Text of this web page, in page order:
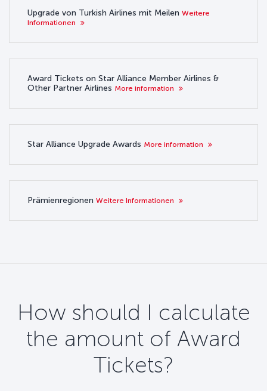
Upgrade von Turkish Airlines mit Meilen Weitere
Informationen
Award Tickets on Star Alliance Member Airlines &
Other Partner Airlines More information
Star Alliance Upgrade Awards More information
Prämienregionen Weitere Informationen
How should I calculate
the amount of Award
Tickets?